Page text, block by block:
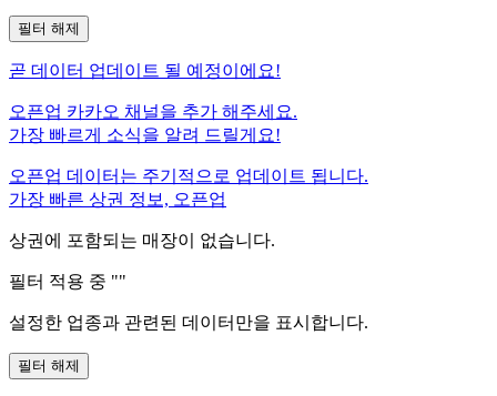
필터 해제
곧 데이터 업데이트 될 예정이에요!
오픈업 카카오 채널을 추가 해주세요.
가장 빠르게 소식을 알려 드릴게요!
오픈업 데이터는 주기적으로 업데이트 됩니다.
가장 빠른 상권 정보, 오픈업
상권에 포함되는 매장이 없습니다.
필터 적용 중 ""
설정한 업종과 관련된 데이터만을 표시합니다.
필터 해제